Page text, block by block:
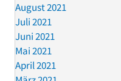
August 2021
Juli 2021
Juni 2021
Mai 2021
April 2021